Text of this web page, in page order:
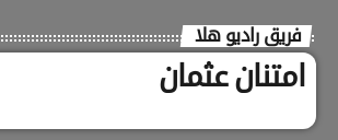
فريق راديو هلا
امتنان عثمان